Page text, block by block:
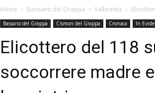
Home Bassano del Grappa Valbrenta
Bassano del Grappa Cismon del Grappa Cronaca In
Elicottero del 118
soccorrere madre